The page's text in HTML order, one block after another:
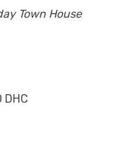
Town House
DHC